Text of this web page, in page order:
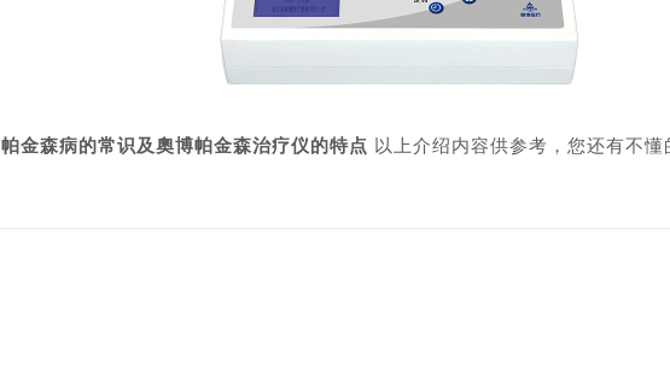
帕金森病的常识及奧博帕金森治疗仪的特点 以上介绍内容供参考，您还有不懂